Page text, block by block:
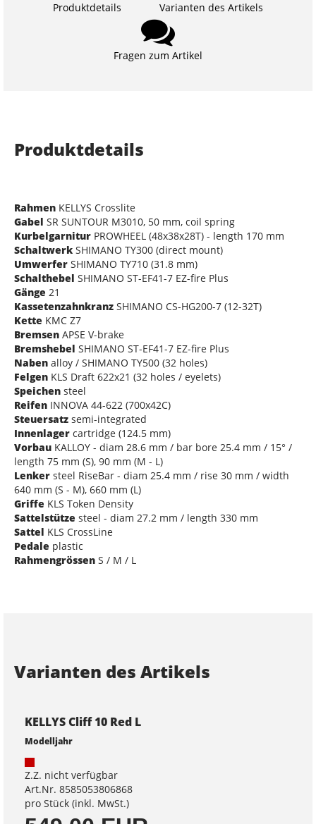
Produktdetails Varianten des Artikels
Fragen zum Artikel
Produktdetails
Rahmen KELLYS Crosslite
Gabel SR SUNTOUR M3010, 50 mm, coil spring
Kurbelgarnitur PROWHEEL (48x38x28T) - length 170 mm
Schaltwerk SHIMANO TY300 (direct mount)
Umwerfer SHIMANO TY710 (31.8 mm)
Schalthebel SHIMANO ST-EF41-7 EZ-fire Plus
Gänge 21
Kassetenzahnkranz SHIMANO CS-HG200-7 (12-32T)
Kette KMC Z7
Bremsen APSE V-brake
Bremshebel SHIMANO ST-EF41-7 EZ-fire Plus
Naben alloy / SHIMANO TY500 (32 holes)
Felgen KLS Draft 622x21 (32 holes / eyelets)
Speichen steel
Reifen INNOVA 44-622 (700x42C)
Steuersatz semi-integrated
Innenlager cartridge (124.5 mm)
Vorbau KALLOY - diam 28.6 mm / bar bore 25.4 mm / 15° /
length 75 mm (S), 90 mm (M - L)
Lenker steel RiseBar - diam 25.4 mm / rise 30 mm / width
640 mm (S - M), 660 mm (L)
Griffe KLS Token Density
Sattelstütze steel - diam 27.2 mm / length 330 mm
Sattel KLS CrossLine
Pedale plastic
Rahmengrössen S / M / L
Varianten des Artikels
KELLYS Cliff 10 Red L
Modelljahr
Z.Z. nicht verfügbar
Art.Nr. 8585053806868
pro Stück (inkl. MwSt.)